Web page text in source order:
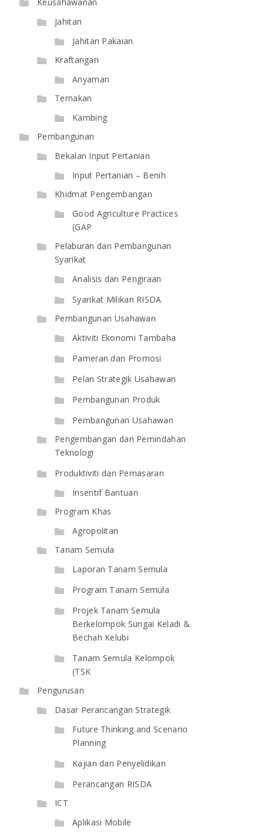
Jahitan
Jahitan Pakaian
Kraftangan
Anyaman
Ternakan
Kambing
Pembangunan
Bekalan Input Pertanian
Input Pertanian – Benih
Khidmat Pengembangan
Good Agriculture Practices
(GAP
Pelaburan dan Pembangunan
Syarikat
Analisis dan Pengiraan
Syarikat Milikan RISDA
Pembangunan Usahawan
Aktiviti Ekonomi Tambaha
Pameran dan Promosi
Pelan Strategik Usahawan
Pembangunan Produk
Pembangunan Usahawan
Pengembangan dan Pemindahan
Teknologi
Produktiviti dan Pemasaran
Insentif Bantuan
Program Khas
Agropolitan
Tanam Semula
Laporan Tanam Semula
Program Tanam Semula
Projek Tanam Semula
Berkelompok Sungai Keladi &
Bechah Kelubi
Tanam Semula Kelompok
(TSK
Pengurusan
Dasar Perancangan Strategik
Future Thinking and Scenario
Planning
Kajian dan Penyelidikan
Perancangan RISDA
ICT
Aplikasi Mobile